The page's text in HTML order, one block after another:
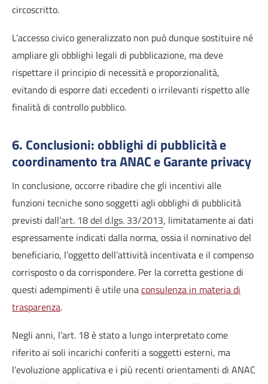
circoscritto.
L’accesso civico generalizzato non può dunque sostituire né
ampliare gli obblighi legali di pubblicazione, ma deve
rispettare il principio di necessità e proporzionalità,
evitando di esporre dati eccedenti o irrilevanti rispetto alle
finalità di controllo pubblico.
6. Conclusioni: obblighi di pubblicità e
coordinamento tra ANAC e Garante privacy
In conclusione, occorre ribadire che gli incentivi alle
funzioni tecniche sono soggetti agli obblighi di pubblicità
previsti dall’art. 18 del d.lgs. 33/2013, limitatamente ai dati
espressamente indicati dalla norma, ossia il nominativo del
beneficiario, l’oggetto dell’attività incentivata e il compenso
corrisposto o da corrispondere. Per la corretta gestione di
questi adempimenti è utile unaconsulenza in materia di
trasparenza.
Negli anni, l’art. 18 è stato a lungo interpretato come
riferito ai soli incarichi conferiti a soggetti esterni, ma
l’evoluzione applicativa e i più recenti orientamenti di ANAC